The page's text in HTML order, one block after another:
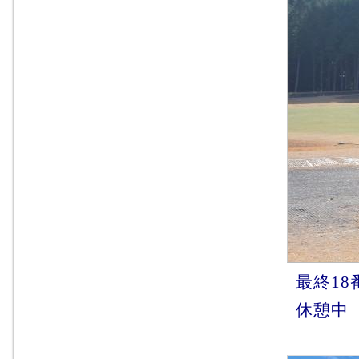
最終18
休憩中